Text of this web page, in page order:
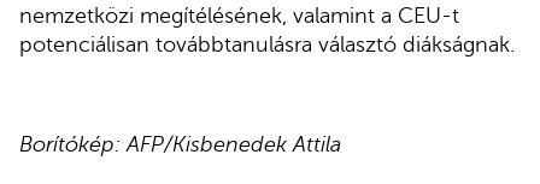
nemzetközi megítélésének, valamint a CEU-t
potenciálisan továbbtanulásra választó diákságnak.
Borítókép: AFP/Kisbenedek Attila